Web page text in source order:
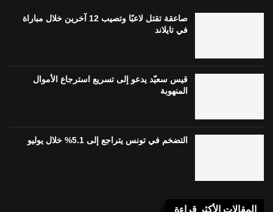
صاعقة تقتل لاعبًا وتصيب 12 آخرين خلال مباراة
في تايلاند
قيس سعيّد يدعو إلى تسريع استرجاع الأموال
المنهوبة
التضخم في تونس يتراجع إلى 5.1% خلال يوليو
المقالات الأكثر قراءة